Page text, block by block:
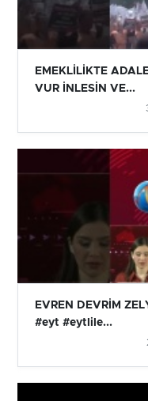
EMEKLİLİKTE
VUR İNLESİN VE...
EVREN DEVRİM
#eyt #eytlile...